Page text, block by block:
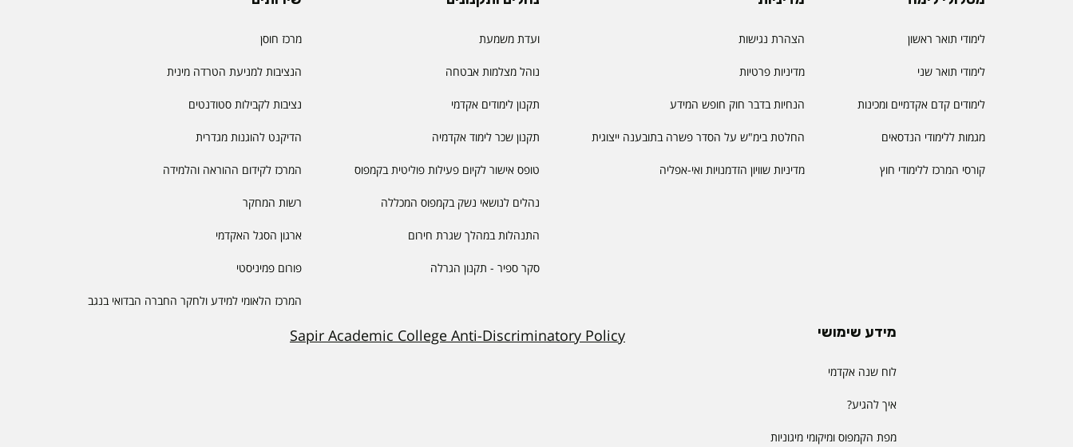
לימודי תואר ראשון
לימודי תואר שני
לימודים קדם אקדמיים ומכינות
מגמות ללימודי הנדסאים
קורסי המרכז ללימודי חוץ
הצהרת נגישות
מדיניות פרטיות
הנחיות בדבר חוק חופש המידע
החלטת בימ"ש על הסדר פשרה בתובענה ייצוגית
מדיניות שוויון הזדמנויות ואי-אפליה
ועדת משמעת
נוהל מצלמות אבטחה
תקנון לימודים אקדמי
תקנון שכר לימוד אקדמיה
טופס אישור לקיום פעילות פוליטית בקמפוס
נהלים לנושאי נשק בקמפוס המכללה
התנהלות במהלך שגרת חירום
סקר ספיר - תקנון הגרלה
מרכז חוסן
הנציבות למניעת הטרדה מינית
נציבות לקבילות סטודנטים
הדיקנט להוגנות מגדרית
המרכז לקידום ההוראה והלמידה
רשות המחקר
ארגון הסגל האקדמי
פורום פמיניסטי
המרכז הלאומי למידע ולחקר החברה הבדואי בנגב
מידע שימושי
לוח שנה אקדמי
איך להגיע?
מפת הקמפוס ומיקומי מיגוניות
Sapir Academic College Anti-Discriminatory Policy